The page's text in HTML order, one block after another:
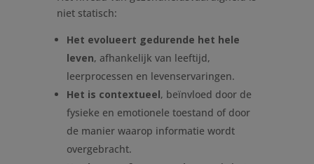
niet statisch:
Het evolueert gedurende het hele
leven, afhankelijk van leeftijd,
leerprocessen en levenservaringen.
Het is contextueel, beïnvloed door de
fysieke en emotionele toestand of door
de manier waarop informatie wordt
overgebracht.